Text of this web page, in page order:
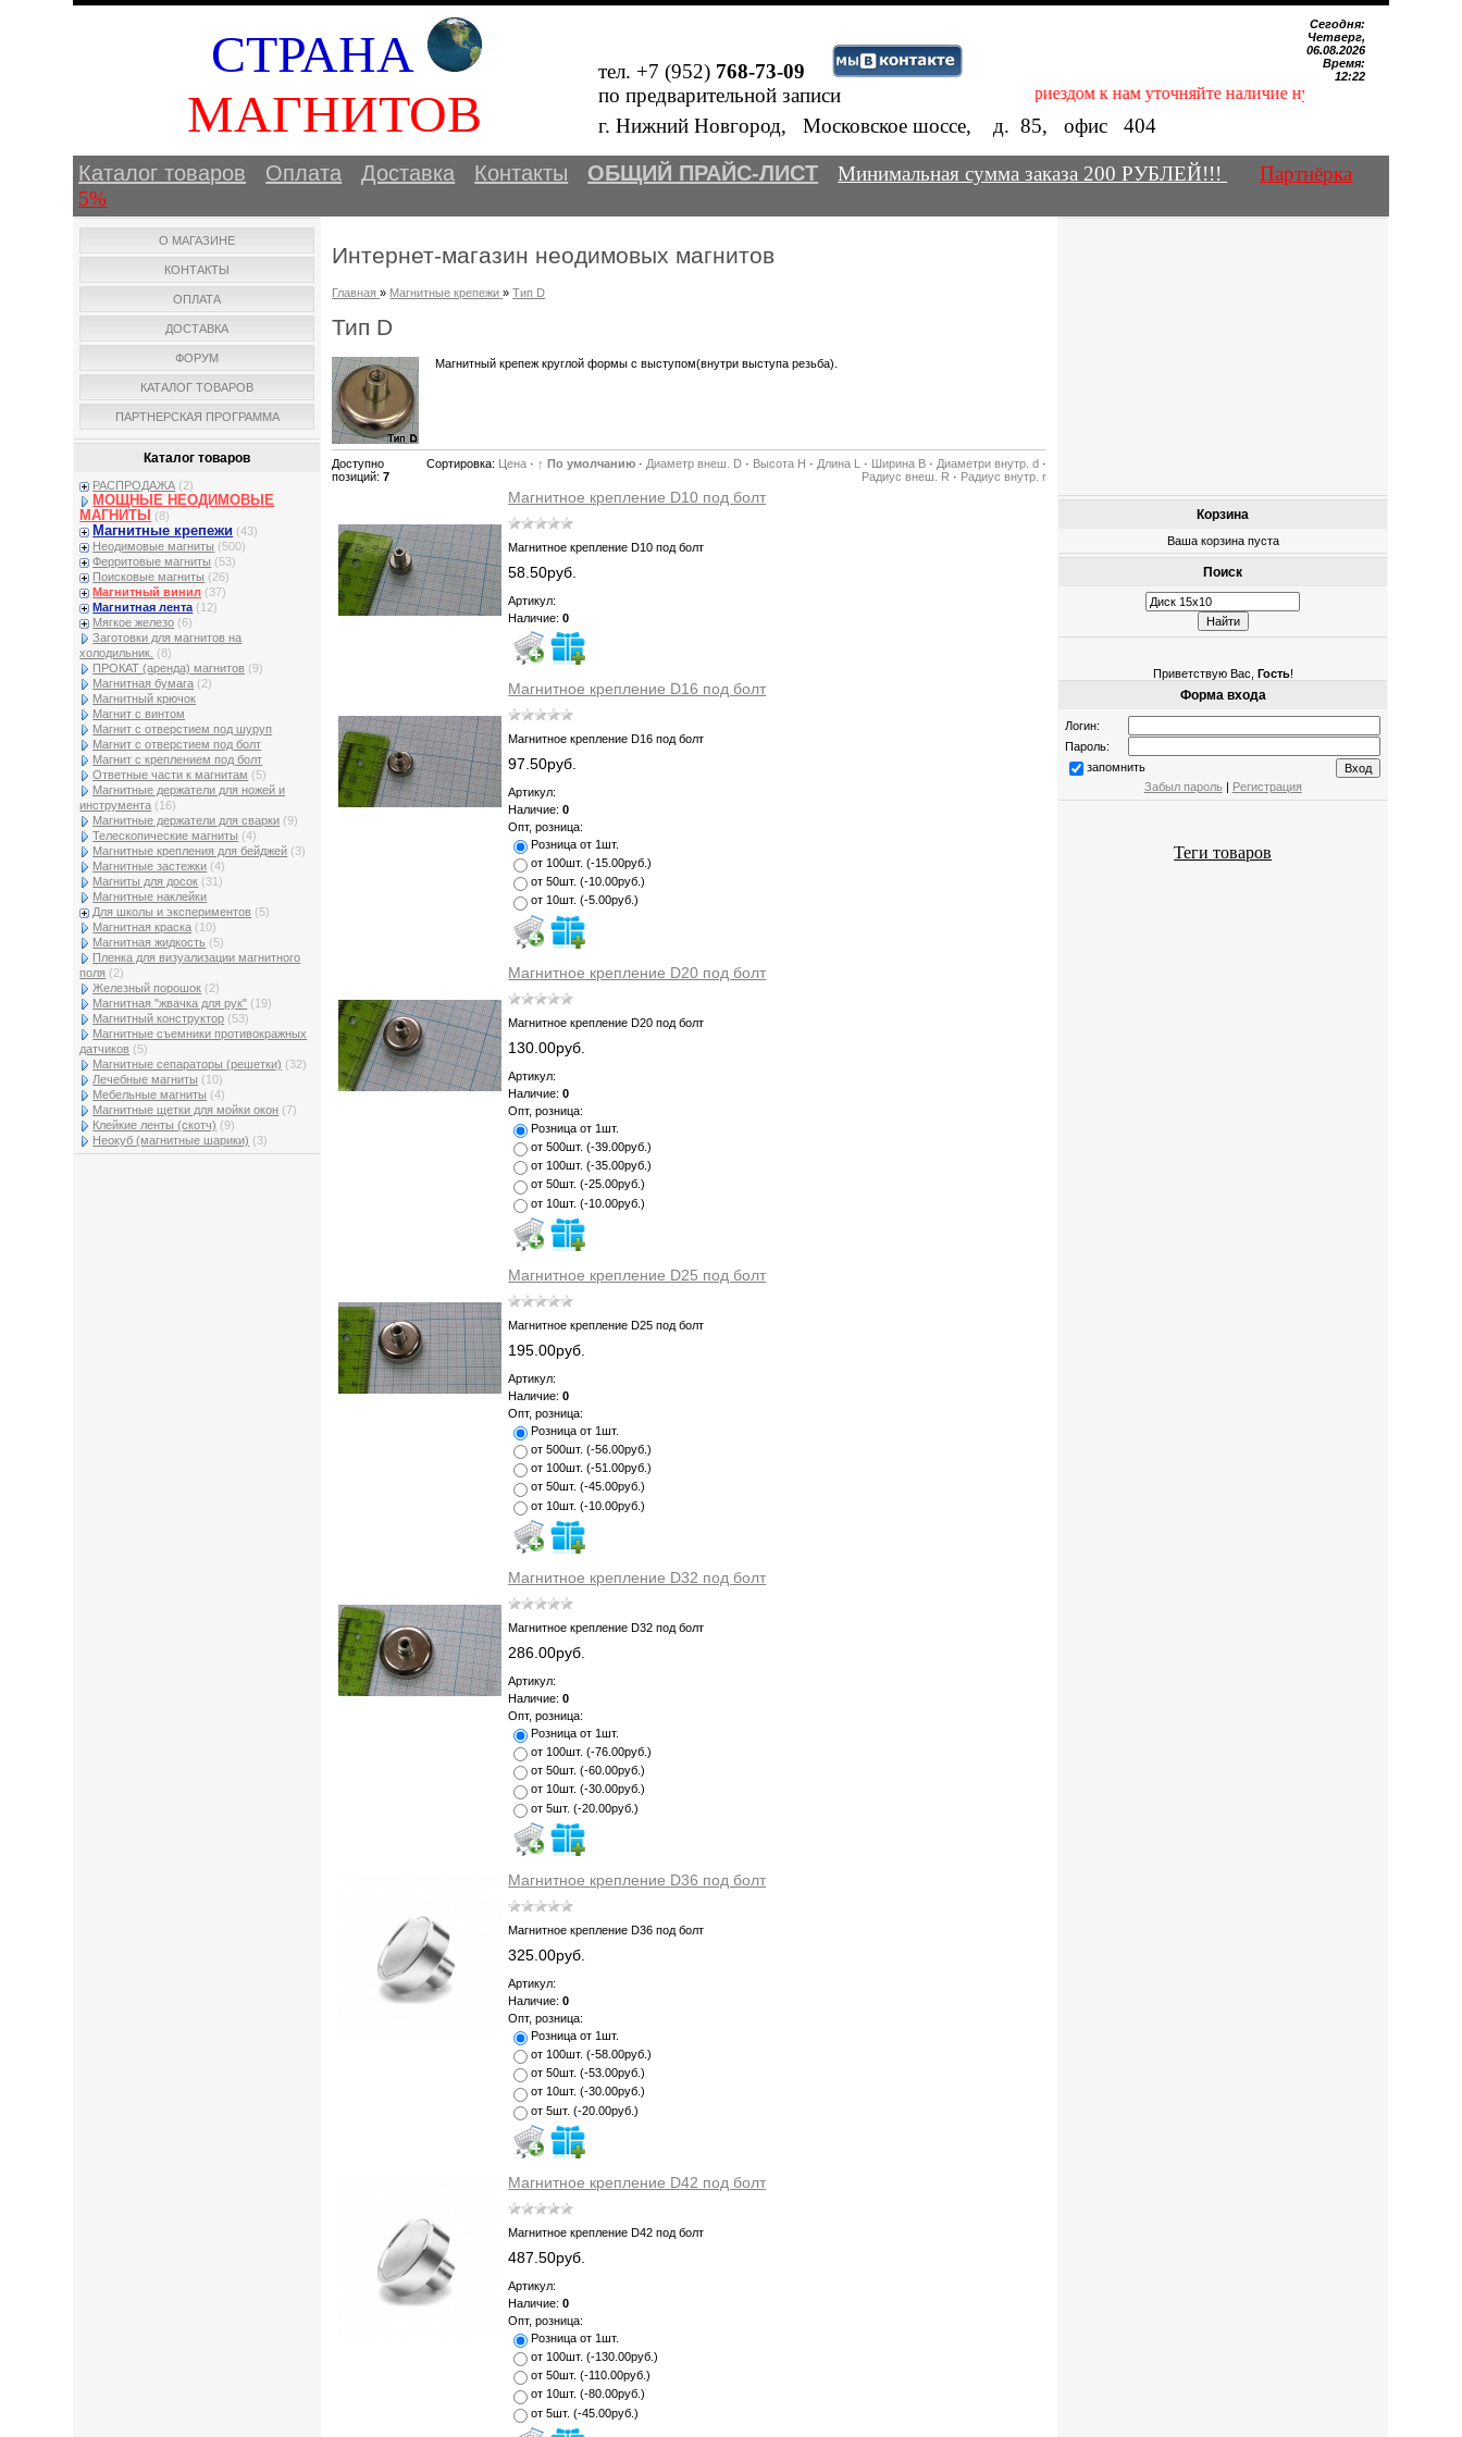
СТРАНА
МАГНИТОВ
тел. +7 (952) 768-73-09
по предварительной записи
Внимание! Перед приездом к нам уточняйте наличие нужных Вам магнитов по
Сегодня:
Четверг,
06.08.2026
Время:
12:22
г. Нижний Новгород, Московское шоссе, д.85, офис404
Каталог товаров Оплата Доставка Контакты ОБЩИЙ ПРАЙС-ЛИСТ Минимальная сумма заказа 200 РУБЛЕЙ!!!
Партнёрка
5%
О МАГАЗИНЕ
КОНТАКТЫ
ОПЛАТА
ДОСТАВКА
ФОРУМ
КАТАЛОГ ТОВАРОВ
ПАРТНЕРСКАЯ ПРОГРАММА
Каталог товаров
РАСПРОДАЖА (2)
МОЩНЫЕ НЕОДИМОВЫЕ
МАГНИТЫ
(8)
Магнитные крепежи (43)
Неодимовые магниты (500)
Ферритовые магниты (53)
Поисковые магниты (26)
Магнитный винил (37)
Магнитная лента (12)
Мягкое железо (6)
Заготовки для магнитов на
холодильник. (8)
ПРОКАТ (аренда) магнитов (9)
Магнитная бумага (2)
Магнитный крючок
Магнит с винтом
Магнит с отверстием под шуруп
Магнит с отверстием под болт
Магнит с креплением под болт
Ответные части к магнитам (5)
Магнитные держатели для ножей и
инструмента (16)
Магнитные держатели для сварки (9)
Телескопические магниты (4)
Магнитные крепления для бейджей (3)
Магнитные застежки (4)
Магниты для досок (31)
Магнитные наклейки
Для школы и экспериментов (5)
Магнитная краска (10)
Магнитная жидкость (5)
Пленка для визуализации магнитного
поля (2)
Железный порошок (2)
Магнитная "жвачка для рук" (19)
Магнитный конструктор (53)
Магнитные съемники противокражных
датчиков (5)
Магнитные сепараторы (решетки) (32)
Лечебные магниты (10)
Мебельные магниты (4)
Магнитные щетки для мойки окон (7)
Клейкие ленты (скотч) (9)
Неокуб (магнитные шарики) (3)
Интернет-магазин неодимовых магнитов
Главная » Магнитные крепежи »Тип D
Тип D
Магнитный крепеж круглой формы с выступом(внутри выступа резьба).
Доступно
позиций:7
Сортировка: Цена · ↑ По умолчанию · Диаметр внеш. D · Высота H · Длина L · Ширина B · Диаметри внутр. d ·
Радиус внеш. R · Радиус внутр. r
Магнитное крепление D10 под болт
Магнитное крепление D10 под болт
58.50руб.
Артикул:
Наличие: 0
Магнитное крепление D16 под болт
Магнитное крепление D16 под болт
97.50руб.
Артикул:
Наличие: 0
Опт, розница:
Розница от 1шт.
от 100шт. (-15.00руб.)
от 50шт. (-10.00руб.)
от 10шт. (-5.00руб.)
Магнитное крепление D20 под болт
Магнитное крепление D20 под болт
130.00руб.
Артикул:
Наличие: 0
Опт, розница:
Розница от 1шт.
от 500шт. (-39.00руб.)
от 100шт. (-35.00руб.)
от 50шт. (-25.00руб.)
от 10шт. (-10.00руб.)
Магнитное крепление D25 под болт
Магнитное крепление D25 под болт
195.00руб.
Артикул:
Наличие: 0
Опт, розница:
Розница от 1шт.
от 500шт. (-56.00руб.)
от 100шт. (-51.00руб.)
от 50шт. (-45.00руб.)
от 10шт. (-10.00руб.)
Магнитное крепление D32 под болт
Магнитное крепление D32 под болт
286.00руб.
Артикул:
Наличие: 0
Опт, розница:
Розница от 1шт.
от 100шт. (-76.00руб.)
от 50шт. (-60.00руб.)
от 10шт. (-30.00руб.)
от 5шт. (-20.00руб.)
Магнитное крепление D36 под болт
Магнитное крепление D36 под болт
325.00руб.
Артикул:
Наличие: 0
Опт, розница:
Розница от 1шт.
от 100шт. (-58.00руб.)
от 50шт. (-53.00руб.)
от 10шт. (-30.00руб.)
от 5шт. (-20.00руб.)
Магнитное крепление D42 под болт
Магнитное крепление D42 под болт
487.50руб.
Артикул:
Наличие: 0
Опт, розница:
Розница от 1шт.
от 100шт. (-130.00руб.)
от 50шт. (-110.00руб.)
от 10шт. (-80.00руб.)
от 5шт. (-45.00руб.)
Корзина
Ваша корзина пуста
Поиск
Приветствую Вас Гость!
Форма входа
Логин:
Пароль:
запомнить
Забыл пароль | Регистрация
Теги товаров